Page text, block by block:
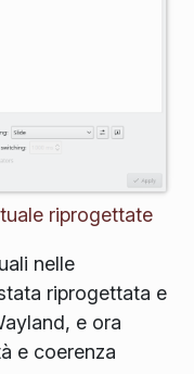
riprogettate
nelle
riprogettata e
e ora
e coerenza